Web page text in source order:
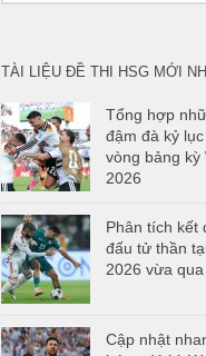
TÀI LIỆU ĐỀ THI HSG MỚI
Tổng hợp
đậm đà kỷ
vòng bảng kỳ
2026
Phân tích kết
đấu tử thần
2026 vừa
Cập nhật